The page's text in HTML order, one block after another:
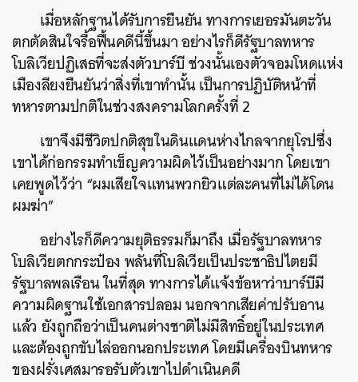
เมื่อหลักฐานได้รับการยืนยัน ทางการเยอรมันตะวัน
ตกตัดสินใจรื้อฟื้นคดีนี้ขึ้นมา อย่างไรก็ดีรัฐบาลทหาร
โบลิเวียปฏิเสธที่จะส่งตัวบาร์บี ช่วงนั้นเองตัวจอมโหดแห่ง
เมืองลียงยืนยันว่าสิ่งที่เขาทำนั้น เป็นการปฏิบัติหน้าที่
ทหารตามปกติในช่วงสงครามโลกครั้งที่ 2
เขาจึงมีชีวิตปกติสุขในดินแดนห่างไกลจากยุโรปซึ่ง
เขาได้ก่อกรรมทำเข็ญความผิดไว้เป็นอย่างมาก โดยเขา
เคยพูดไว้ว่า “ผมเสียใจแทนพวกยิวแต่ละคนที่ไม่ได้โดน
ผมฆ่า”
อย่างไรก็ดีความยุติธรรมก็มาถึง เมื่อรัฐบาลทหาร
โบลิเวียตกกระป๋อง พลันที่โบลิเวียเป็นประชาธิปไตยมี
รัฐบาลพลเรือน ในที่สุด ทางการได้แจ้งข้อหาว่าบาร์บีมี
ความผิดฐานใช้เอกสารปลอม นอกจากเสียค่าปรับอาน
แล้ว ยังถูกถือว่าเป็นคนต่างชาติไม่มีสิทธิ์อยู่ในประเทศ
และต้องถูกขับไล่ออกนอกประเทศ โดยมีเครื่องบินทหาร
ของฝรั่งเศสมารอรับตัวเขาไปดำเนินคดี